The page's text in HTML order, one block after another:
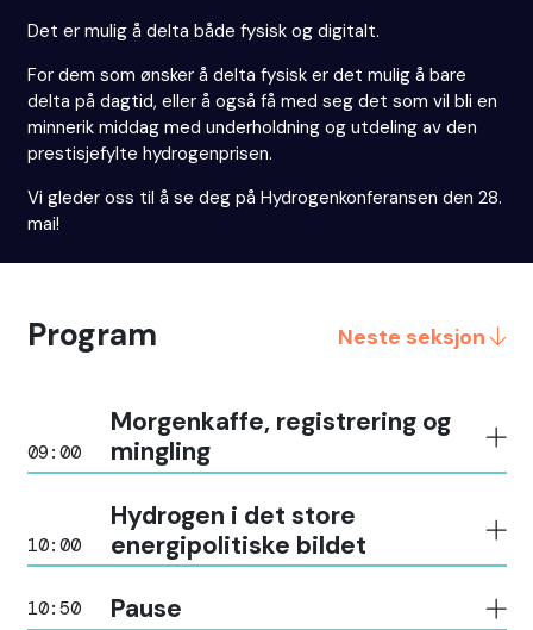
Det er mulig å delta både fysisk og digitalt.
For dem som ønsker å delta fysisk er det mulig å bare
delta på dagtid, eller å også få med seg det som vil bli en
minnerik middag med underholdning og utdeling av den
prestisjefylte hydrogenprisen.
Vi gleder oss til å se deg på Hydrogenkonferansen den 28.
mai!
Program Neste seksjon
09:00
Morgenkaffe, registrering og
mingling
10:00
Hydrogen i det store
energipolitiske bildet
10:50 Pause